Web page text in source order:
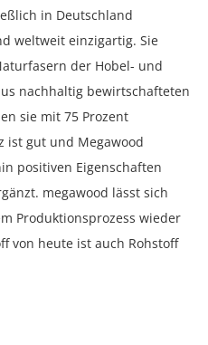
in Deutschland
weltweit einzigartig. Sie
der Hobel- und
nachhaltig bewirtschafteten
sie mit 75 Prozent
ist gut und Megawood
positiven Eigenschaften
megawood lässt sich
Produktionsprozess wieder
von heute ist auch Rohstoff